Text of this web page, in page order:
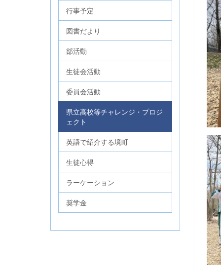
行事予定
図書だより
部活動
生徒会活動
委員会活動
県立高校等チャレンジ・プロジ
ェクト
英語で紹介する境町
生徒心得
ラーケーション
奨学金